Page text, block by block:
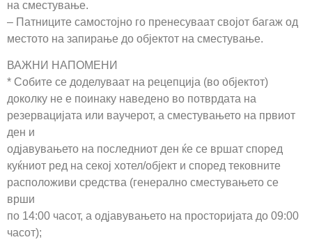
на сместување.
– Патниците самостојно го пренесуваат својот багаж од
местото на запирање до објектот на сместување.
ВАЖНИ НАПОМЕНИ
* Собите се доделуваат на рецепција (во објектот)
доколку не е поинаку наведено во потврдата на
резервацијата или ваучерот, а сместувањето на првиот
ден и
одјавувањето на последниот ден ќе се вршат според
куќниот ред на секој хотел/објект и според тековните
расположиви средства (генерално сместувањето се
врши
по 14:00 часот, а одјавувањето на просторијата до 09:00
часот);